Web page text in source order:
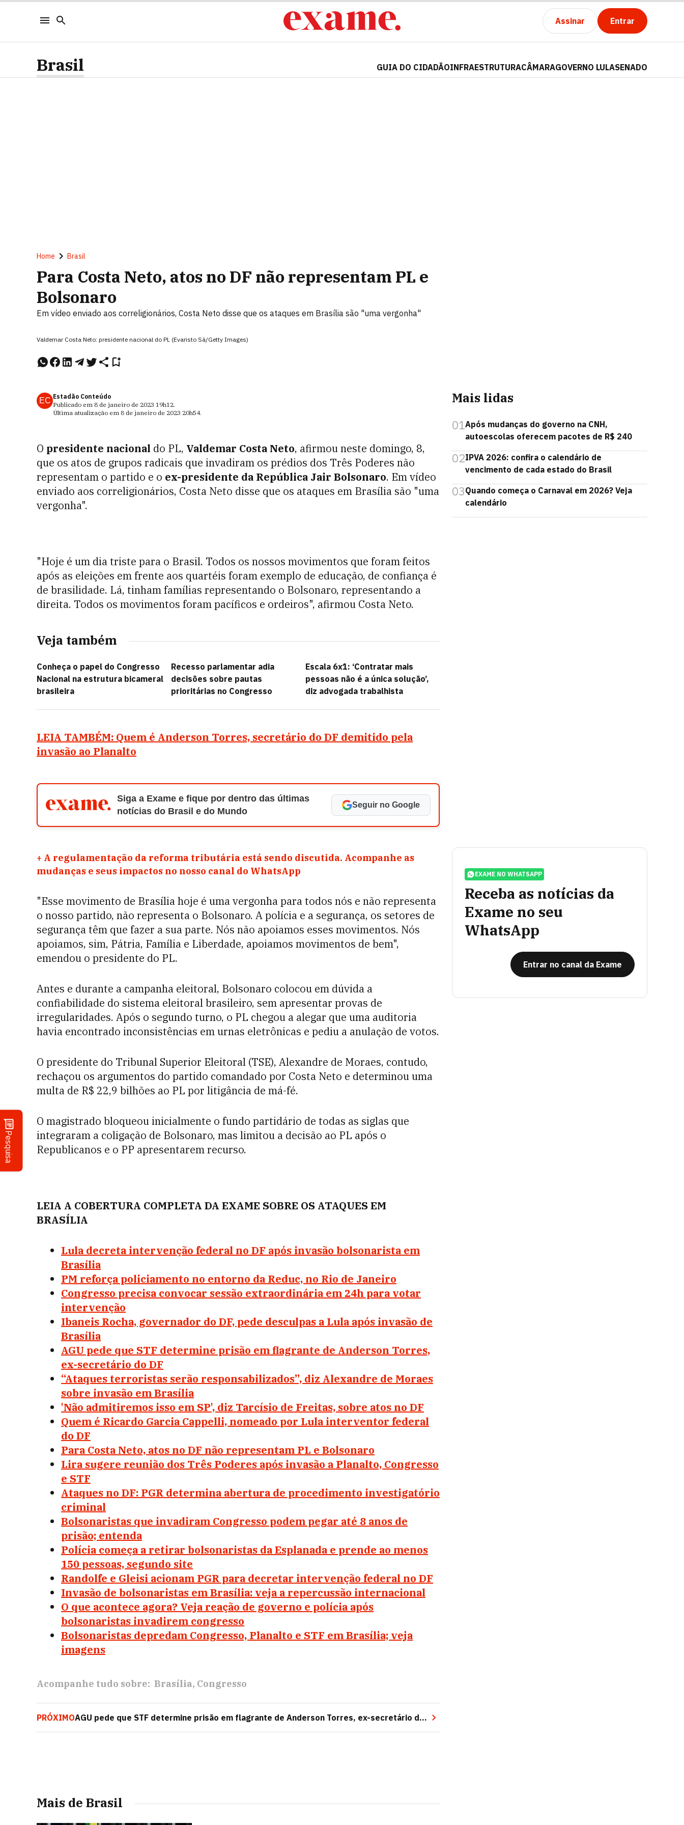
Assinar Entrar
Pesquisa
Brasil GUIA DO CIDADÃOINFRAESTRUTURACÂMARAGOVERNO LULASENADO
Home Brasil
Para Costa Neto, atos no DF não representam PL e
Bolsonaro
Em vídeo enviado aos correligionários, Costa Neto disse que os ataques em Brasília são "uma vergonha"
Valdemar Costa Neto: presidente nacional do PL (Evaristo Sá/Getty Images)
EC Estadão Conteúdo
Publicado em 8 de janeiro de 2023 19h12.
Última atualização em 8 de janeiro de 2023 20h54.
O presidente nacional do PL, Valdemar Costa Neto, afirmou neste domingo, 8,
que os atos de grupos radicais que invadiram os prédios dos Três Poderes não
representam o partido e o ex-presidente da República Jair Bolsonaro. Em vídeo
enviado aos correligionários, Costa Neto disse que os ataques em Brasília são "uma
vergonha".
"Hoje é um dia triste para o Brasil. Todos os nossos movimentos que foram feitos
após as eleições em frente aos quartéis foram exemplo de educação, de confiança é
de brasilidade. Lá, tinham famílias representando o Bolsonaro, representando a
direita. Todos os movimentos foram pacíficos e ordeiros", afirmou Costa Neto.
Veja também
Conheça o papel do Congresso
Nacional na estrutura bicameral
brasileira
Recesso parlamentar adia
decisões sobre pautas
prioritárias no Congresso
Escala 6x1: ‘Contratar mais
pessoas não é a única solução’,
diz advogada trabalhista
LEIA TAMBÉM: Quem é Anderson Torres, secretário do DF demitido pela
invasão ao Planalto
Siga a Exame e fique por dentro das últimas
notícias do Brasil e do Mundo
Seguir no Google
+ A regulamentação da reforma tributária está sendo discutida. Acompanhe as
mudanças e seus impactos no nosso canal do WhatsApp
"Esse movimento de Brasília hoje é uma vergonha para todos nós e não representa
o nosso partido, não representa o Bolsonaro. A polícia e a segurança, os setores de
segurança têm que fazer a sua parte. Nós não apoiamos esses movimentos. Nós
apoiamos, sim, Pátria, Família e Liberdade, apoiamos movimentos de bem",
emendou o presidente do PL.
Antes e durante a campanha eleitoral, Bolsonaro colocou em dúvida a
confiabilidade do sistema eleitoral brasileiro, sem apresentar provas de
irregularidades. Após o segundo turno, o PL chegou a alegar que uma auditoria
havia encontrado inconsistências em urnas eletrônicas e pediu a anulação de votos.
O presidente do Tribunal Superior Eleitoral (TSE), Alexandre de Moraes, contudo,
rechaçou os argumentos do partido comandado por Costa Neto e determinou uma
multa de R$ 22,9 bilhões ao PL por litigância de má-fé.
O magistrado bloqueou inicialmente o fundo partidário de todas as siglas que
integraram a coligação de Bolsonaro, mas limitou a decisão ao PL após o
Republicanos e o PP apresentarem recurso.
LEIA A COBERTURA COMPLETA DA EXAME SOBRE OS ATAQUES EM
BRASÍLIA
Lula decreta intervenção federal no DF após invasão bolsonarista em
Brasília
PM reforça policiamento no entorno da Reduc, no Rio de Janeiro
Congresso precisa convocar sessão extraordinária em 24h para votar
intervenção
Ibaneis Rocha, governador do DF, pede desculpas a Lula após invasão de
Brasília
AGU pede que STF determine prisão em flagrante de Anderson Torres,
ex-secretário do DF
“Ataques terroristas serão responsabilizados”, diz Alexandre de Moraes
sobre invasão em Brasília
'Não admitiremos isso em SP', diz Tarcísio de Freitas, sobre atos no DF
Quem é Ricardo Garcia Cappelli, nomeado por Lula interventor federal
do DF
Para Costa Neto, atos no DF não representam PL e Bolsonaro
Lira sugere reunião dos Três Poderes após invasão a Planalto, Congresso
e STF
Ataques no DF: PGR determina abertura de procedimento investigatório
criminal
Bolsonaristas que invadiram Congresso podem pegar até 8 anos de
prisão; entenda
Polícia começa a retirar bolsonaristas da Esplanada e prende ao menos
150 pessoas, segundo site
Randolfe e Gleisi acionam PGR para decretar intervenção federal no DF
Invasão de bolsonaristas em Brasília: veja a repercussão internacional
O que acontece agora? Veja reação de governo e polícia após
bolsonaristas invadirem congresso
Bolsonaristas depredam Congresso, Planalto e STF em Brasília; veja
imagens
Acompanhe tudo sobre: Brasília Congresso
PRÓXIMOAGU pede que STF determine prisão em flagrante de Anderson Torres, ex-secretário do
DF
Mais de Brasil
Mais lidas
01Após mudanças do governo na CNH,
autoescolas oferecem pacotes de R$ 240
02IPVA 2026: confira o calendário de
vencimento de cada estado do Brasil
03Quando começa o Carnaval em 2026? Veja
calendário
EXAME NO WHATSAPP
Receba as notícias da
Exame no seu
WhatsApp
Entrar no canal da Exame